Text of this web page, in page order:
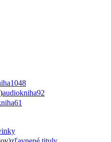
1048
audiokniha92
61